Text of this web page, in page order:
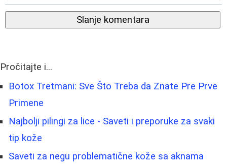
Slanje komentara
Pročitajte i...
Botox Tretmani: Sve Što Treba da Znate Pre Prve
Primene
Najbolji pilingi za lice - Saveti i preporuke za svaki
tip kože
Saveti za negu problematične kože sa aknama